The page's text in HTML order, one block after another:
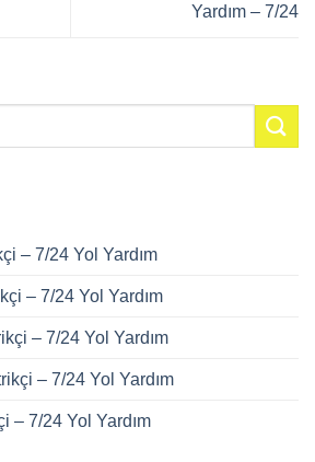
Yardım – 7/24
– 7/24 Yol Yardım
– 7/24 Yol Yardım
– 7/24 Yol Yardım
– 7/24 Yol Yardım
– 7/24 Yol Yardım